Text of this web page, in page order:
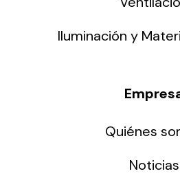
Iluminación y
Quiénes
Noticias